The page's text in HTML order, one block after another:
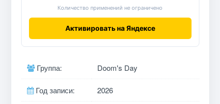
Количество применений не ограничено
Активировать на Яндексе
Группа: Doom's Day
Год записи: 2026